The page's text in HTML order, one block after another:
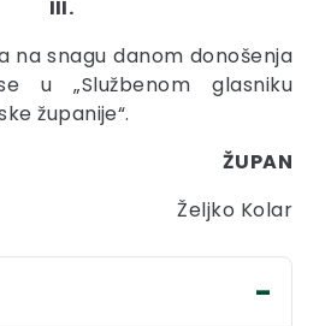
III.
na snagu danom donošenja
u „Službenom glasniku
županije“.
ŽUPAN
Željko Kolar